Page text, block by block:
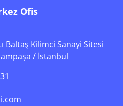
Ofis
Baltaş Kilimci Sanayi Sitesi
/ İstanbul